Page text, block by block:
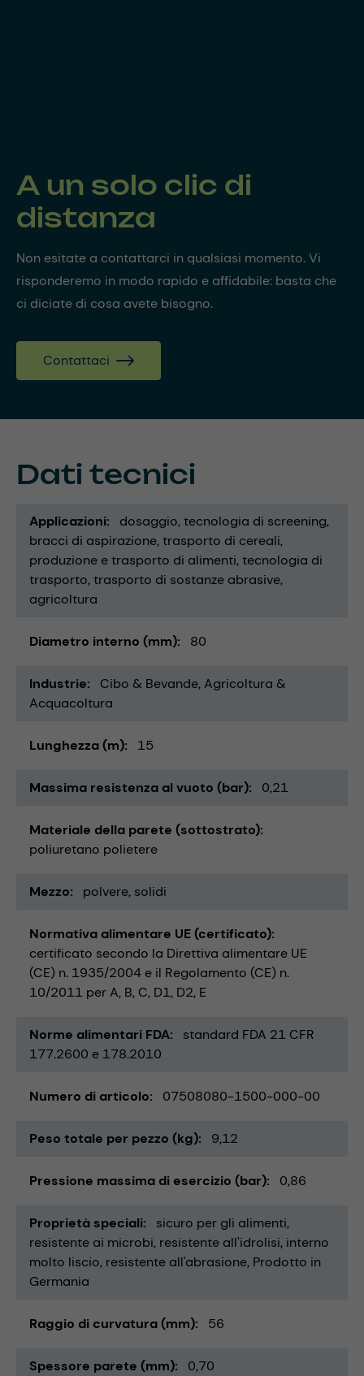
A un solo clic di
distanza
Non esitate a contattarci in qualsiasi momento. Vi
risponderemo in modo rapido e affidabile: basta che
ci diciate di cosa avete bisogno.
Contattaci
Dati tecnici
Applicazioni dosaggio tecnologia di screening
bracci di aspirazione trasporto di cereali
produzione e trasporto di alimenti tecnologia di
trasporto trasporto di sostanze abrasive
agricoltura
Diametro interno (mm) 80
Industrie Cibo & Bevande Agricoltura &
Acquacoltura
Lunghezza (m) 15
Massima resistenza al vuoto (bar) 0,21
Materiale della parete (sottostrato)
poliuretano polietere
Mezzo polvere solidi
Normativa alimentare UE (certificato)
certificato secondo la Direttiva alimentare UE
(CE) n. 1935/2004 e il Regolamento (CE) n.
10/2011 per A, B, C, D1, D2, E
Norme alimentari FDA
standard FDA 21 CFR
177.2600 e 178.2010
Numero di articolo 07508080-1500-000-00
Peso totale per pezzo (kg) 9,12
Pressione massima di esercizio (bar) 0,86
Proprietà speciali
sicuro per gli alimenti
resistente ai microbi resistente all'idrolisi interno
molto liscio resistente all'abrasione Prodotto in
Germania
Raggio di curvatura (mm) 56
Spessore parete (mm) 0,70